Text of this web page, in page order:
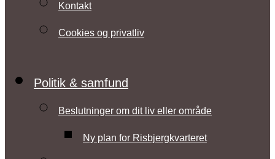
Kontakt
Cookies og privatliv
Politik & samfund
Beslutninger om dit liv eller område
Ny plan for Risbjergkvarteret